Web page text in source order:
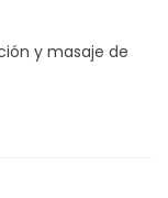
y masaje de